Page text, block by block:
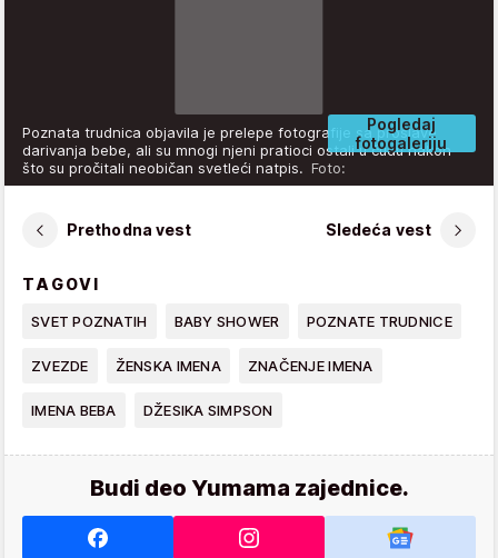
Pogledaj
fotogaleriju
Poznata trudnica objavila je prelepe fotografije sa proslave
darivanja bebe, ali su mnogi njeni pratioci ostali u čudu nakon
što su pročitali neobičan svetleći natpis. Foto:
Prethodna vest Sledeća vest
TAGOVI
SVET POZNATIH BABY SHOWER POZNATE TRUDNICE
ZVEZDE ŽENSKA IMENA ZNAČENJE IMENA
IMENA BEBA DŽESIKA SIMPSON
Budi deo Yumama zajednice.